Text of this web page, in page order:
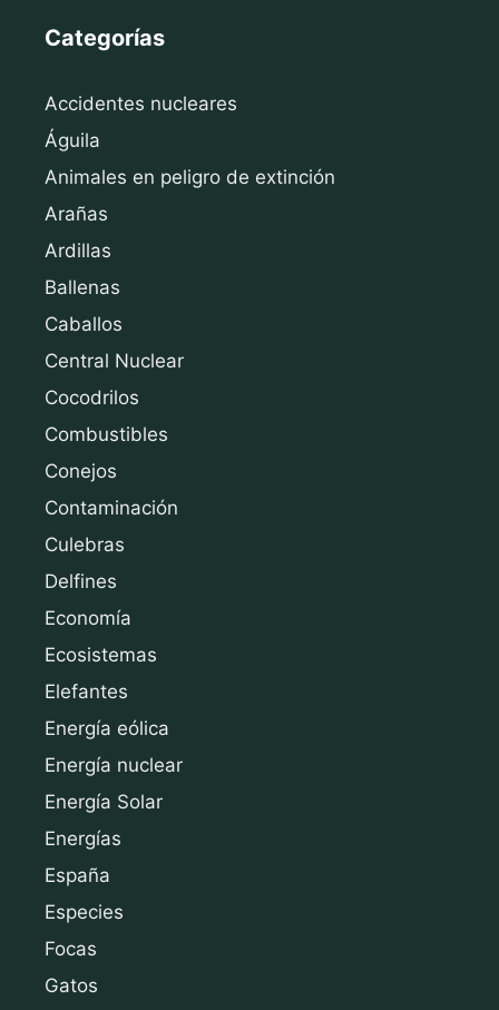
Categorías
Accidentes nucleares
Águila
Animales en peligro de extinción
Arañas
Ardillas
Ballenas
Caballos
Central Nuclear
Cocodrilos
Combustibles
Conejos
Contaminación
Culebras
Delfines
Economía
Ecosistemas
Elefantes
Energía eólica
Energía nuclear
Energía Solar
Energías
España
Especies
Focas
Gatos